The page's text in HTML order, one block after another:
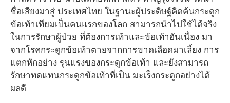
ชื่อเสียงมาสู่ ประเทศไทย ในฐานะผู้ประดิษฐ์คิดค้นกระดูก
ข้อเท้าเทียมเป็นคนแรกของโลก สามารถนำไปใช้ได้จริง
ในการรักษาผู้ป่วย ที่ต้องการเท้าและข้อเท้าอันเนื่อง มา
จากโรคกระดูกข้อเท้าตายจากการขาดเลือดมาเลี้ยง การ
แตกหักอย่าง รุนแรงของกระดูกข้อเท้า และยังสามารถ
รักษาทดแทนกระดูกข้อเท้าที่เป็น มะเร็งกระดูกอย่างได้
ผลดี